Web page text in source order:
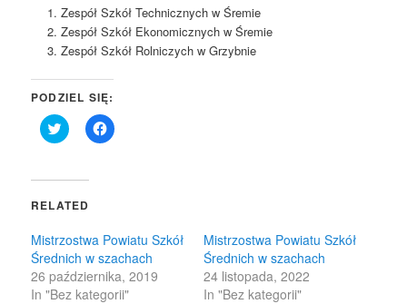
Zespół Szkół Technicznych w Śremie
Zespół Szkół Ekonomicznych w Śremie
Zespół Szkół Rolniczych w Grzybnie
PODZIEL SIĘ:
Click
to
(Opens
new
Click
to
RELATED
Mistrzostwa Powiatu Szkół
Średnich w szachach
26 października, 2019
In "Bez kategorii"
Mistrzostwa Powiatu Szkół
Średnich w szachach
24 listopada, 2022
In "Bez kategorii"